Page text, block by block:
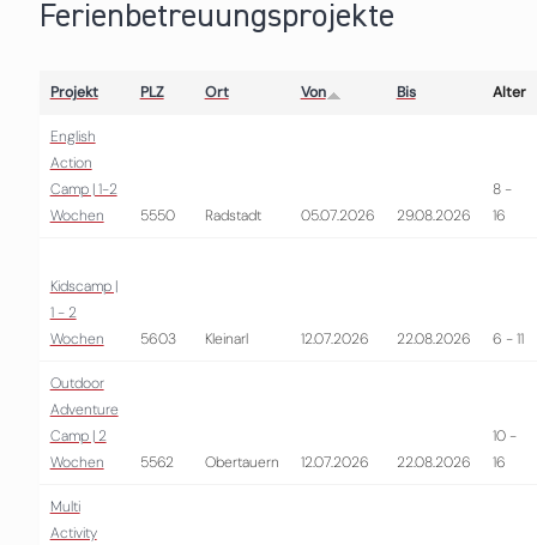
Ferienbetreuungsprojekte
Projekt PLZ Ort Von Bis Alter
English
Action
Camp | 1-2
Wochen
5550 Radstadt 05.07.2026 29.08.2026
8 -
16
Kidscamp |
1 - 2
Wochen
5603 Kleinarl 12.07.2026 22.08.2026 6 - 11
Outdoor
Adventure
Camp | 2
Wochen
5562 Obertauern 12.07.2026 22.08.2026
10 -
16
Multi
Activity